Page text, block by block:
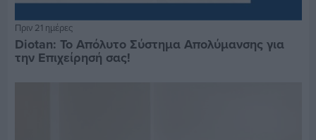
Πριν 21 ημέρες
Diotan: Το Απόλυτο Σύστημα Απολύμανσης για
την Επιχείρησή σας!